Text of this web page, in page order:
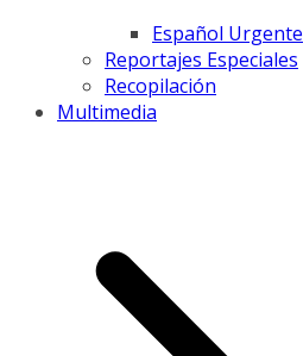
Español Urgente
Reportajes Especiales
Recopilación
Multimedia